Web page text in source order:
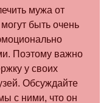
мужа от
быть очень
Поэтому важно
у своих
Обсуждайте
с ними, что он